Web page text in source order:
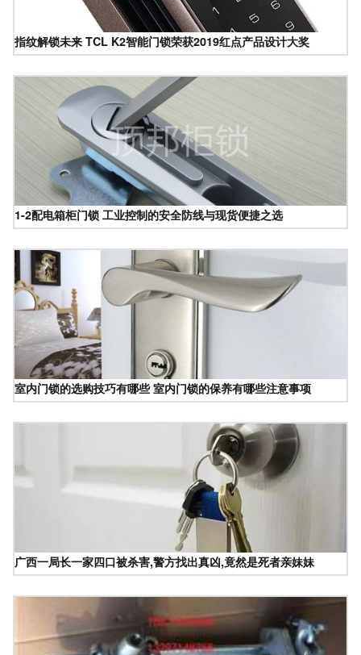
指纹解锁未来 TCL K2智能门锁荣获2019红点产品设计大奖
1-2配电箱柜门锁 工业控制的安全防线与现货便捷之选
室内门锁的选购技巧有哪些 室内门锁的保养有哪些注意事项
广西一局长一家四口被杀害,警方找出真凶,竟然是死者亲妹妹